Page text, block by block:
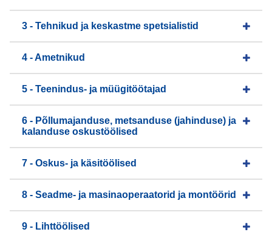
3 - Tehnikud ja keskastme spetsialistid
4 - Ametnikud
5 - Teenindus- ja müügitöötajad
6 - Põllumajanduse, metsanduse (jahinduse) ja
kalanduse oskustöölised
7 - Oskus- ja käsitöölised
8 - Seadme- ja masinaoperaatorid ja montöörid
9 - Lihttöölised